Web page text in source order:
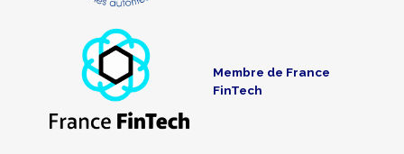
Membre de France
FinTech